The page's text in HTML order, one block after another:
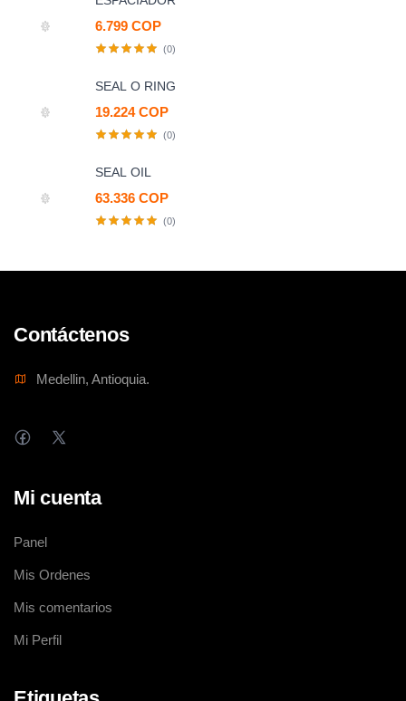
6.799 COP
(0)
SEAL O RING
19.224 COP
(0)
SEAL OIL
63.336 COP
(0)
Contáctenos
Medellin, Antioquia.
Mi cuenta
Panel
Mis Ordenes
Mis comentarios
Mi Perfil